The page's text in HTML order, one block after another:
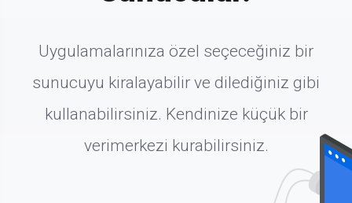
Uygulamalarınıza özel seçeceğiniz bir
sunucuyu kiralayabilir ve dilediğiniz gibi
kullanabilirsiniz. Kendinize küçük bir
verimerkezi kurabilirsiniz.